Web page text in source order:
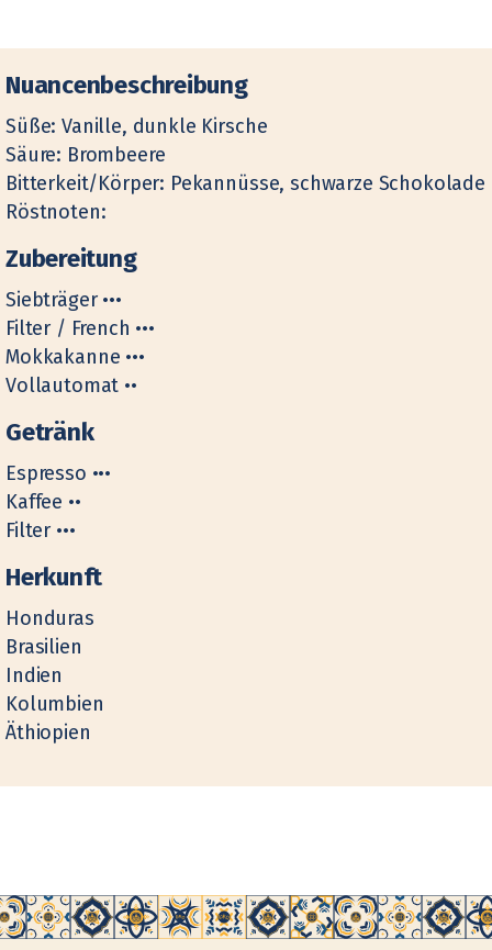
Nuancenbeschreibung
Süße: Vanille, dunkle Kirsche
Säure: Brombeere
Bitterkeit/Körper: Pekannüsse, schwarze Schokolade
Röstnoten:
Zubereitung
Siebträger •••
Filter / French •••
Mokkakanne •••
Vollautomat ••
Getränk
Espresso •••
Kaffee ••
Filter •••
Herkunft
Honduras
Brasilien
Indien
Kolumbien
Äthiopien